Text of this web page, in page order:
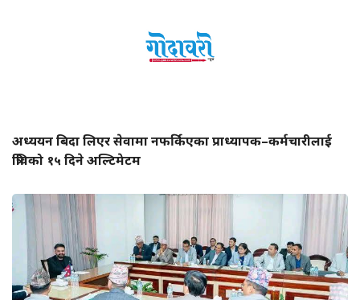
अध्ययन बिदा लिएर सेवामा नफर्किएका प्राध्यापक–कर्मचारीलाई
त्रिविको १५ दिने अल्टिमेटम